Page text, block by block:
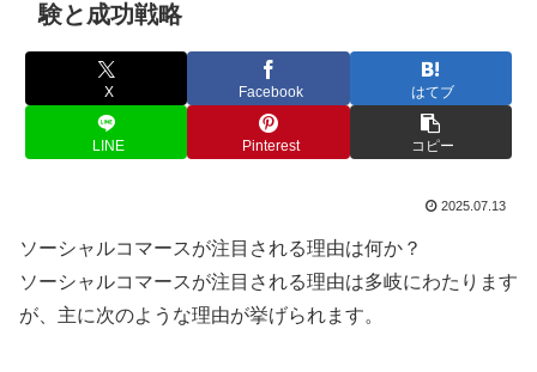
験と成功戦略
X Facebook はてブ
LINE Pinterest コピー
2025.07.13
ソーシャルコマースが注目される理由は何か？
ソーシャルコマースが注目される理由は多岐にわたります
が、主に次のような理由が挙げられます。